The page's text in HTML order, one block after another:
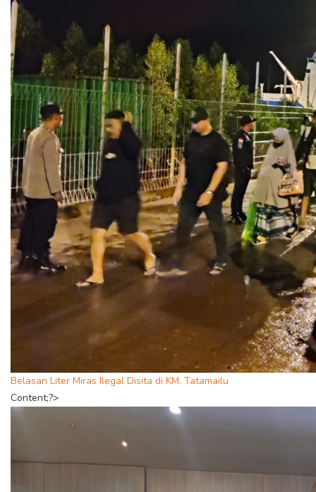
Belasan Liter Miras Ilegal Disita di KM. Tatamailu
Content;?>